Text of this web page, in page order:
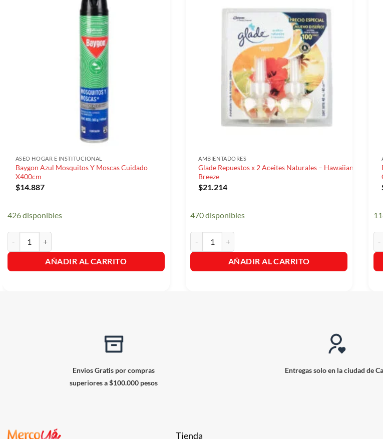
ASEO HOGAR E INSTITUCIONAL
Baygon Azul Mosquitos Y Moscas Cuidado
X400cm
$14.887
426 disponibles
AÑADIR AL CARRITO
AMBIENTADORES
Glade Repuestos x 2 Aceites Naturales – Hawaiian
Breeze
$21.214
470 disponibles
AÑADIR AL CARRITO
Envios Gratis por compras
superiores a $100.000 pesos
Entregas solo en la ciudad de
Tienda